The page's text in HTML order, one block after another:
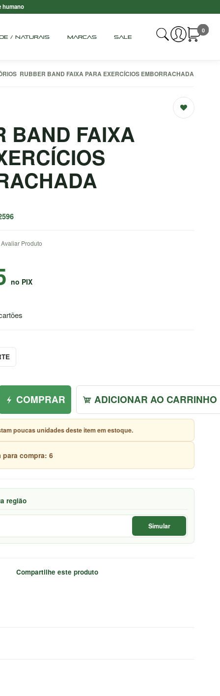
humano
/ NATURAIS MARCAS SALE
0
RUBBER BAND FAIXA PARA EXERCÍCIOS EMBORRACHADA
BAND FAIXA
Avaliar Produto
no PIX
COMPRAR ADICIONAR AO CARRINHO
poucas unidades deste item em estoque.
compra: 6
região
Simular
Compartilhe este produto